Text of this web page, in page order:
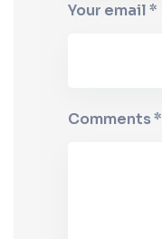
Your email *
Comments *